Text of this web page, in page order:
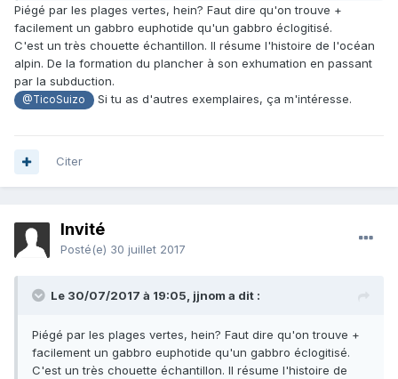
Piégé par les plages vertes, hein? Faut dire qu'on trouve +
facilement un gabbro euphotide qu'un gabbro éclogitisé.
C'est un très chouette échantillon. Il résume l'histoire de l'océan
alpin. De la formation du plancher à son exhumation en passant
par la subduction.
@TicoSuizo Si tu as d'autres exemplaires, ça m'intéresse.
Citer
Invité
Posté(e) 30 juillet 2017
Le 30/07/2017 à 19:05, jjnom a dit :
Piégé par les plages vertes, hein? Faut dire qu'on trouve +
facilement un gabbro euphotide qu'un gabbro éclogitisé.
C'est un très chouette échantillon. Il résume l'histoire de